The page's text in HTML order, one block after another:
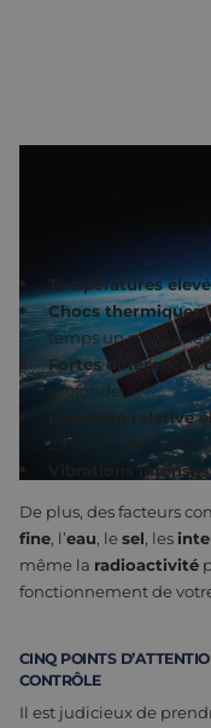
Températures
Chocs thermiques,
temps un
Fortes différences
profondeur.
Humidité relative
25 °C et jusqu’à 90
Vibrations intenses
De plus, des facteurs
fine, l’eau, lesel, les
même la radioactivité
fonctionnement de
CINQ POINTS
CONTRÔLE
Il est judicieux de